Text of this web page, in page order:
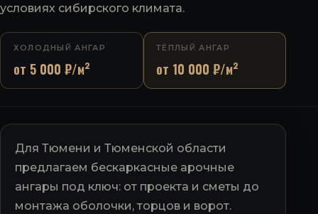
условиях сибирского климата.
ХОЛОДНЫЙ АНГАР
от 5 000 ₽/м²
ТЁПЛЫЙ АНГАР
от 10 000 ₽/м²
Для Тюмени и Тюменской области
предлагаем бескаркасные арочные
ангары под ключ: от проекта и сметы до
монтажа оболочки, торцов и ворот.